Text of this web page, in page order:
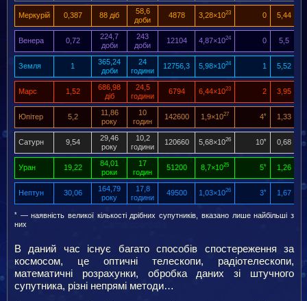
Меркурій 0,387 88 діб
58,6
доби
4878 3,28×1023 0 5,44
Венера 0,72
224,7
доби
243
доби
12104 4,87×1024 0 5,5
Земля 1
365,24
доби
24
години
12756,3 5,98×1024 1 5,52
Марс 1,52
686,98
діб
24,5
години
6794 6,44×1023 2 3,95
Юпітер 5,2
11,86
року
10
годин
142600 1,9×1027 4* 1,33
Сатурн 9,54
29,46
року
10,2
години
120660 5,68×1026 10* 0,68
Уран 19,22
84,01
роки
17
годин
51200 8,7×1025 5* 1,26
Нептун 30,06
164,79
року
17,8
години
49500 1,03×1026 3* 1,67
* — наявність великої кількості дрібних супутників, вказано лише найбільші з
них
В даний час існує багато способів спостереження за
космосом, це оптичні телескопи, радіотелескопи,
математичні розрахунки, обробка даних зі штучного
супутника, різні непрямі методи…